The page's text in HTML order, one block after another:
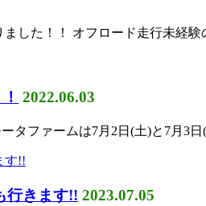
した！！ オフロード走行未経
2022.06.03
タファームは7月2日(土)と7月3
行きます!! 2023.07.05